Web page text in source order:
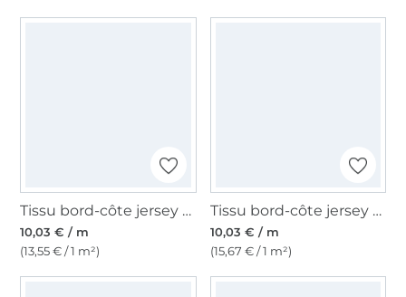
Tissu bord-côte jersey tubulaire lisse, baie
10,03 € / m
(13,55 € / 1 m²)
Tissu bord-côte jersey tubulaire à rayures lisse, bleu – bleu pétrole
10,03 € / m
(15,67 € / 1 m²)